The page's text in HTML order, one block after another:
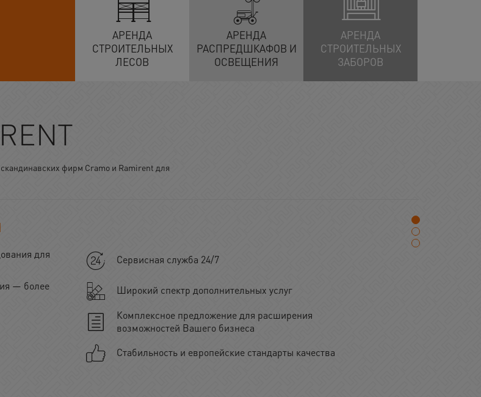
АРЕНДА
СТРОИТЕЛЬНЫХ
ЛЕСОВ
АРЕНДА
РАСПРЕДШКАФОВ И
ОСВЕЩЕНИЯ
АРЕНДА
СТРОИТЕЛЬНЫХ
ЗАБОРОВ
фирм Cramo и Ramirent для
для
— более
Сервисная служба 24/7
Широкий спектр дополнительных услуг
Комплексное предложение для расширения
возможностей Вашего бизнеса
Стабильность и европейские стандарты качества